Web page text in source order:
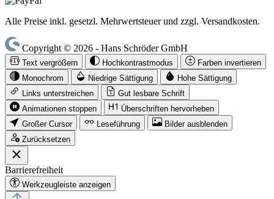
Alle Preise inkl. gesetzl. Mehrwertsteuer und zzgl. Versandkosten.
Copyright © 2026 - Hans Schröder GmbH
Text vergrößern Hochkontrastmodus
Farben invertieren
Monochrom
Niedrige Sättigung
Hohe Sättigung
Links unterstreichen
Gut lesbare Schrift
Animationen stoppen
Überschriften hervorheben
Großer Cursor
Leseführung
Bilder ausblenden
Zurücksetzen
Barrierefreiheit
Werkzeugleiste anzeigen